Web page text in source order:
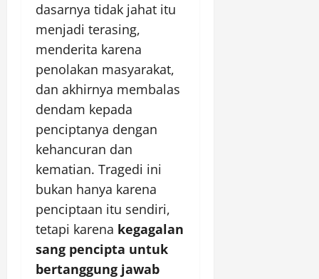
dasarnya tidak jahat itu
menjadi terasing,
menderita karena
penolakan masyarakat,
dan akhirnya membalas
dendam kepada
penciptanya dengan
kehancuran dan
kematian. Tragedi ini
bukan hanya karena
penciptaan itu sendiri,
tetapi karena kegagalan
sang pencipta untuk
bertanggung jawab